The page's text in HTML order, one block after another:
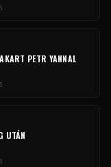
PETR YANNAL
UTÁN